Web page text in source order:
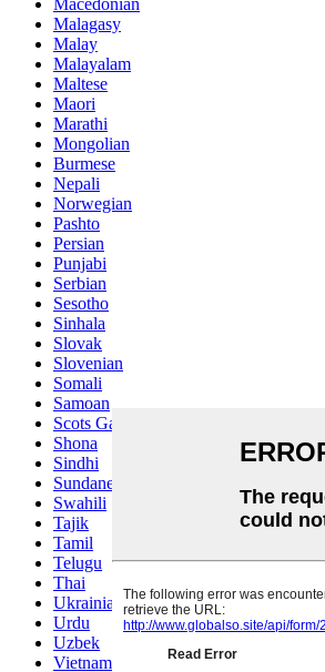
Macedonian
Malagasy
Malay
Malayalam
Maltese
Maori
Marathi
Mongolian
Burmese
Nepali
Norwegian
Pashto
Persian
Punjabi
Serbian
Sesotho
Sinhala
Slovak
Slovenian
Somali
Samoan
Scots Gaelic
Shona
Sindhi
Sundanese
Swahili
Tajik
Tamil
Telugu
Thai
Ukrainian
Urdu
Uzbek
Vietnamese